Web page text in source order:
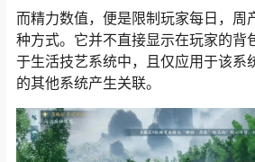
而精力数值，便是限制玩家每日，周
种方式。它并不直接显示在玩家的背
于生活技艺系统中，且仅应用于该系
的其他系统产生关联。